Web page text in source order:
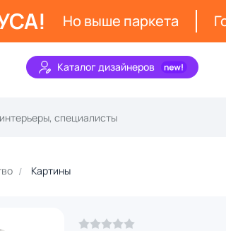
Но выше паркета
Каталог дизайнеров
Картины